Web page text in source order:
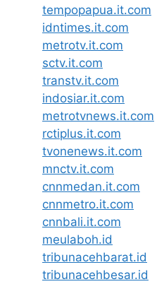
tempopapua.it.com
idntimes.it.com
metrotv.it.com
sctv.it.com
transtv.it.com
indosiar.it.com
metrotvnews.it.com
rctiplus.it.com
tvonenews.it.com
mnctv.it.com
cnnmedan.it.com
cnnmetro.it.com
cnnbali.it.com
meulaboh.id
tribunacehbarat.id
tribunacehbesar.id